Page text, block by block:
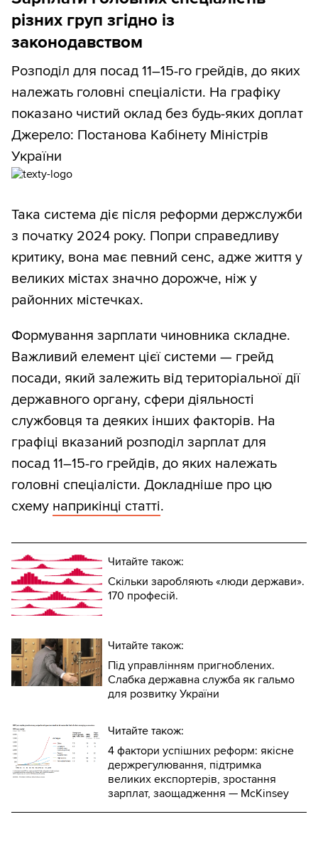
різних груп згідно із
законодавством
Розподіл для посад 11–15-го грейдів, до яких
належать головні спеціалісти. На графіку
показано чистий оклад без будь-яких доплат
Джерело: Постанова Кабінету Міністрів
України
Така система діє після реформи держслужби
з початку 2024 року. Попри справедливу
критику, вона має певний сенс, адже життя у
великих містах значно дорожче, ніж у
районних містечках.
Формування зарплати чиновника складне.
Важливий елемент цієї системи — грейд
посади, який залежить від територіальної дії
державного органу, сфери діяльності
службовця та деяких інших факторів. На
графіці вказаний розподіл зарплат для
посад 11–15-го грейдів, до яких належать
головні спеціалісти. Докладніше про цю
схему наприкінці статті.
Читайте також:
Скільки заробляють «люди держави».
170 професій.
Читайте також:
Під управлінням пригноблених.
Слабка державна служба як гальмо
для розвитку України
Читайте також:
4 фактори успішних реформ: якісне
держрегулювання, підтримка
великих експортерів, зростання
зарплат, заощадження — McKinsey